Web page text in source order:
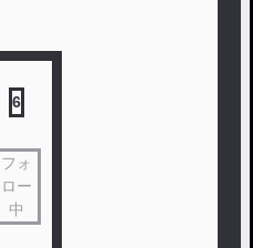
6
フォ
ロー
中